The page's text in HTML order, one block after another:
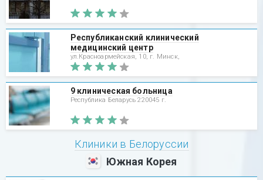
Республиканский клинический
медицинский центр
ул.Красноармейская, 10, г. Минск,
9 клиническая больница
Республика Беларусь 220045 г.
Клиники в Белоруссии
Южная Корея